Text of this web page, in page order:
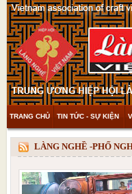
TRANG CHỦ TIN TỨC - SỰ KIỆN
THAM KHẢO & KHÁM PHÁ VIDEO
LÀNG NGHỀ -PHỐ